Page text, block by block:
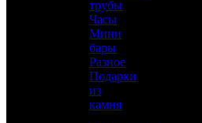
215 100 р.
трубы
Часы
Мини
бары
Разное
Подарки
из
камня